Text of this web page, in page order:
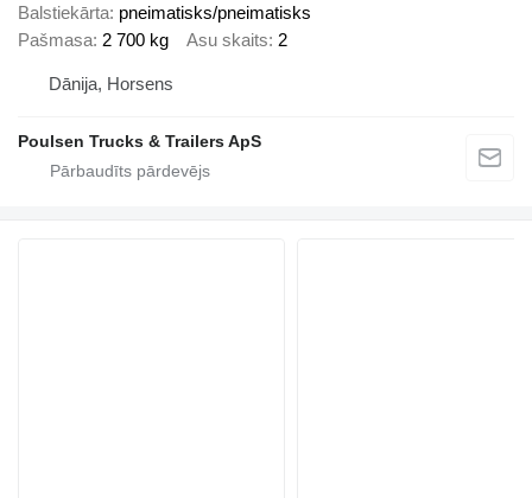
Balstiekārta pneimatisks/pneimatisks
Pašmasa 2 700 kg Asu skaits 2
Dānija, Horsens
Poulsen Trucks & Trailers ApS